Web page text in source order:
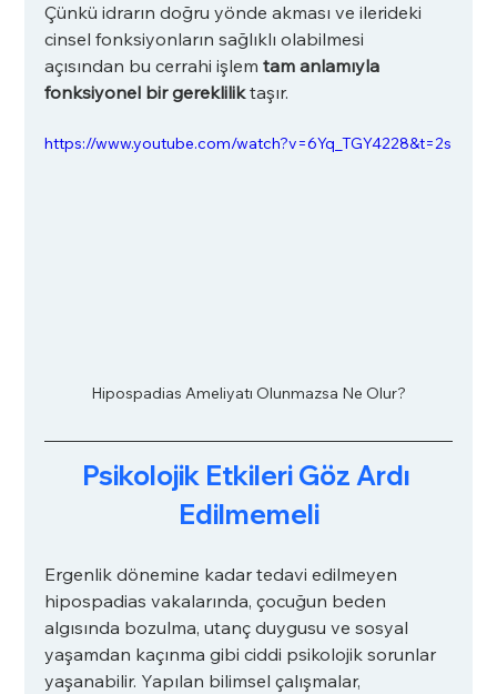
Çünkü idrarın doğru yönde akması ve ilerideki
cinsel fonksiyonların sağlıklı olabilmesi
açısından bu cerrahi işlem tam anlamıyla
fonksiyonel bir gereklilik taşır.
https://www.youtube.com/watch?v=6Yq_TGY4228&t=2s
Hipospadias Ameliyatı Olunmazsa Ne Olur?
Psikolojik Etkileri Göz Ardı
Edilmemeli
Ergenlik dönemine kadar tedavi edilmeyen
hipospadias vakalarında, çocuğun beden
algısında bozulma, utanç duygusu ve sosyal
yaşamdan kaçınma gibi ciddi psikolojik sorunlar
yaşanabilir. Yapılan bilimsel çalışmalar,